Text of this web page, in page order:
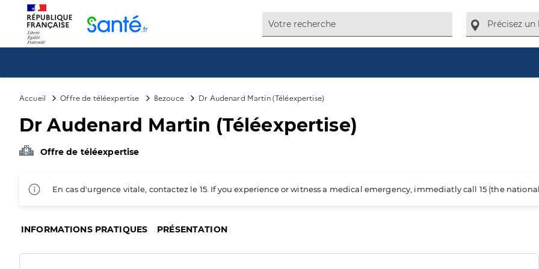
Accueil Offre de téléexpertise Bezouce Dr Audenard Martin (Téléexpertise)
Dr Audenard Martin (Téléexpertise)
Offre de téléexpertise
En cas d'urgence vitale, contactez le 15. If you experience or witness a medical emergency, immediatly call 15 (the
INFORMATIONS PRATIQUES PRÉSENTATION
Panneau de gestion des cookies